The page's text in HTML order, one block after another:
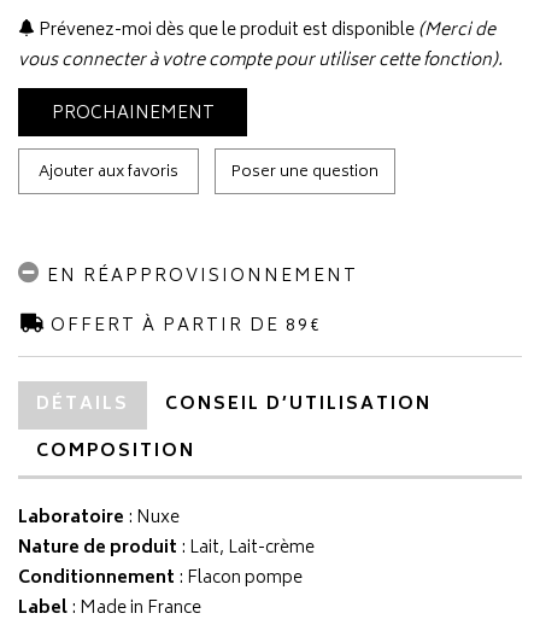
Prévenez-moi dès que le produit est disponible(Merci de
vous connecter à votre compte pour utiliser cette fonction).
PROCHAINEMENT
Ajouter aux favoris Poser une question
EN RÉAPPROVISIONNEMENT
OFFERT À PARTIR DE 89€
DÉTAILS
CONSEIL D’UTILISATION
COMPOSITION
Laboratoire : Nuxe
Nature de produit : Lait, Lait-crème
Conditionnement : Flacon pompe
Label: Made in France